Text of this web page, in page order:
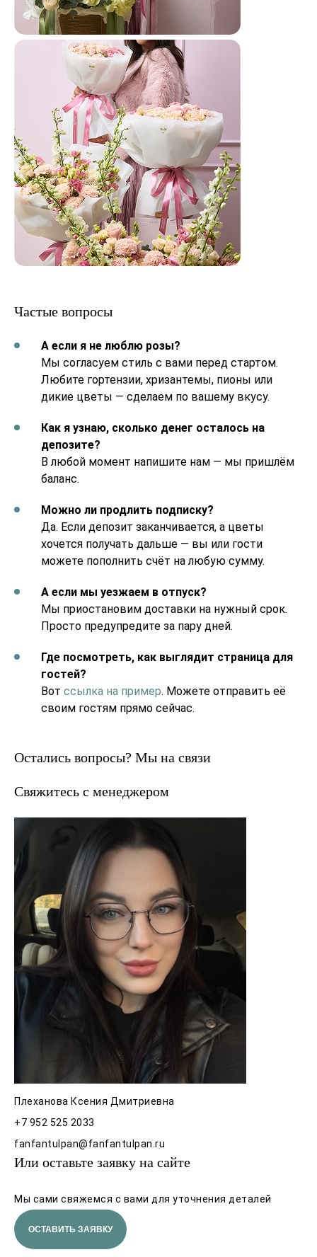
Частые вопросы
А если я не люблю розы?
Мы согласуем стиль с вами перед стартом.
Любите гортензии, хризантемы, пионы или
дикие цветы — сделаем по вашему вкусу.
Как я узнаю, сколько денег осталось на
депозите?
В любой момент напишите нам — мы пришлём
баланс.
Можно ли продлить подписку?
Да. Если депозит заканчивается, а цветы
хочется получать дальше — вы или гости
можете пополнить счёт на любую сумму.
А если мы уезжаем в отпуск?
Мы приостановим доставки на нужный срок.
Просто предупредите за пару дней.
Где посмотреть, как выглядит страница для
гостей?
Вот ссылка на пример. Можете отправить её
своим гостям прямо сейчас.
Остались вопросы? Мы на связи
Свяжитесь с менеджером
Плеханова Ксения Дмитриевна
+7 952 525 2033
fanfantulpan@fanfantulpan.ru
Или оставьте заявку на сайте
Мы сами свяжемся с вами для уточнения деталей
ОСТАВИТЬ ЗАЯВКУ